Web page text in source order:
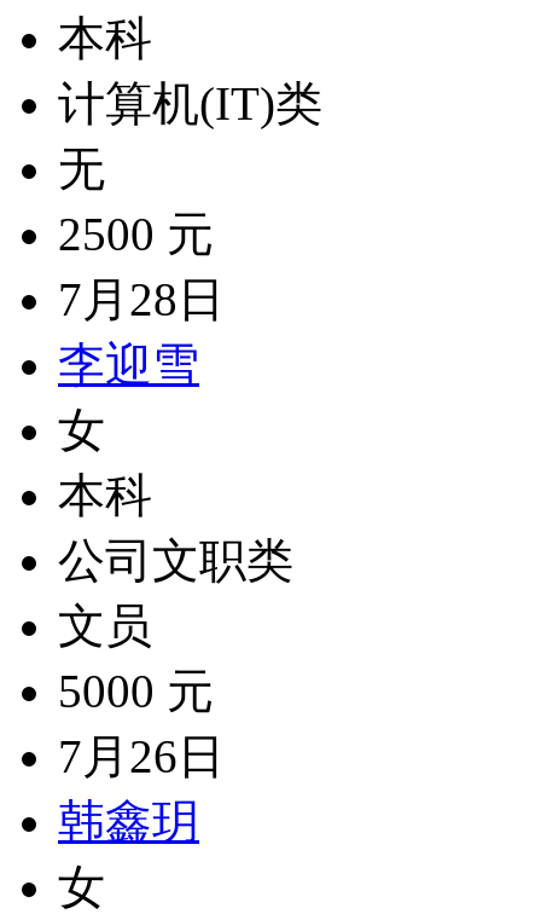
本科
计算机(IT)类
无
2500 元
7月28日
李迎雪
女
本科
公司文职类
文员
5000 元
7月26日
韩鑫玥
女